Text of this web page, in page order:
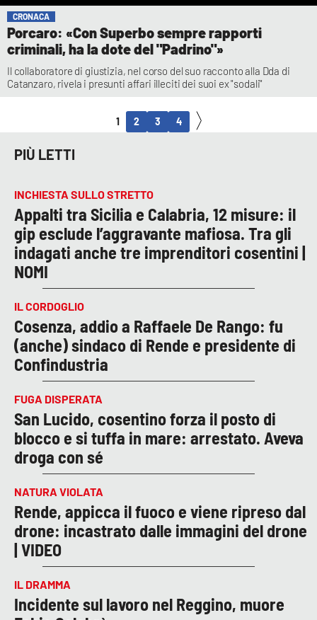
CRONACA
Porcaro: «Con Superbo sempre rapporti
criminali, ha la dote del "Padrino"»
Il collaboratore di giustizia, nel corso del suo racconto alla Dda di
Catanzaro, rivela i presunti affari illeciti dei suoi ex "sodali"
1 2 3 4
PIÙ LETTI
INCHIESTA SULLO STRETTO
Appalti tra Sicilia e Calabria, 12 misure: il
gip esclude l’aggravante mafiosa. Tra gli
indagati anche tre imprenditori cosentini |
NOMI
IL CORDOGLIO
Cosenza, addio a Raffaele De Rango: fu
(anche) sindaco di Rende e presidente di
Confindustria
FUGA DISPERATA
San Lucido, cosentino forza il posto di
blocco e si tuffa in mare: arrestato. Aveva
droga con sé
NATURA VIOLATA
Rende, appicca il fuoco e viene ripreso dal
drone: incastrato dalle immagini del drone
| VIDEO
IL DRAMMA
Incidente sul lavoro nel Reggino, muore